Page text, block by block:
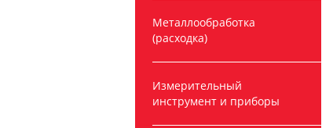
Металлообработка
(расходка)
Измерительный
инструмент и приборы